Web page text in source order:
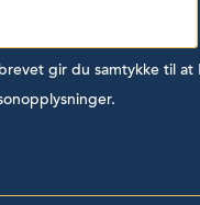
gir du samtykke til at